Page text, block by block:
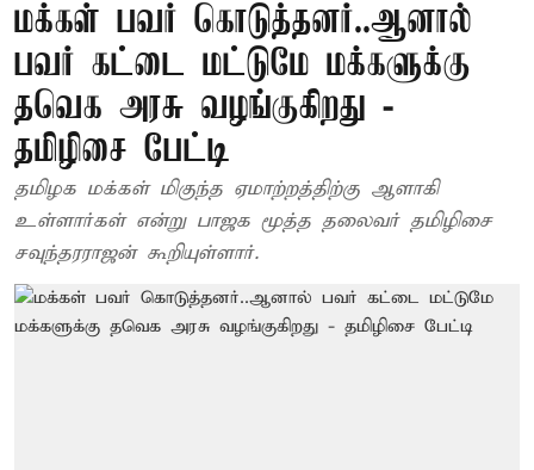
மக்கள் பவர் கொடுத்தனர்..ஆனால்
பவர் கட்டை மட்டுமே மக்களுக்கு
தவெக அரசு வழங்குகிறது -
தமிழிசை பேட்டி
தமிழக மக்கள் மிகுந்த ஏமாற்றத்திற்கு ஆளாகி
உள்ளார்கள் என்று பாஜக மூத்த தலைவர் தமிழிசை
சவுந்தரராஜன் கூறியுள்ளார்.